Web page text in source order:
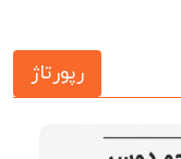
رپورتاژ